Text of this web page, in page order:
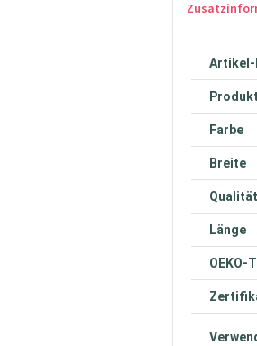
Artikel-
Farbe
Breite
Qualität
Länge
OEKO-